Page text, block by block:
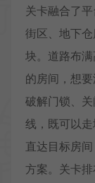
关卡融合了
街区、地下
块。道路布
的房间，想
破解门锁、
线，既可以
直达目标房
方案。关卡